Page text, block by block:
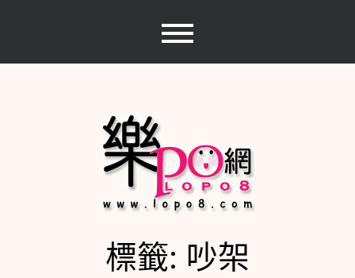
分享你的樂事，樂PO吧~標籤: 吵架